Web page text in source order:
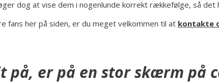
dog at vise dem i nogenlunde korrekt rækkefølge, så det
fans her på siden, er du meget velkommen til at kontakte
på, er på en stor skærm på